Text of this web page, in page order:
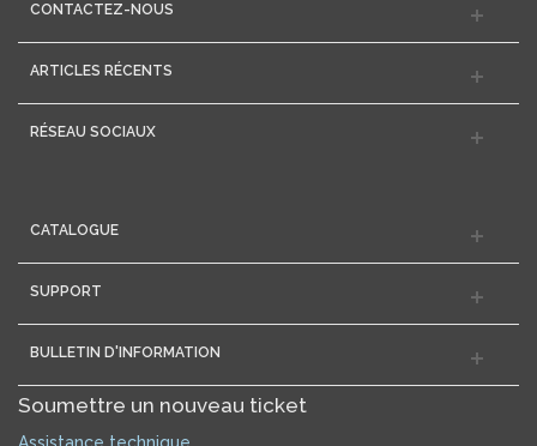
CONTACTEZ-NOUS
ARTICLES RÉCENTS
RÉSEAU SOCIAUX
CATALOGUE
SUPPORT
BULLETIN D'INFORMATION
Soumettre un nouveau ticket
Assistance technique